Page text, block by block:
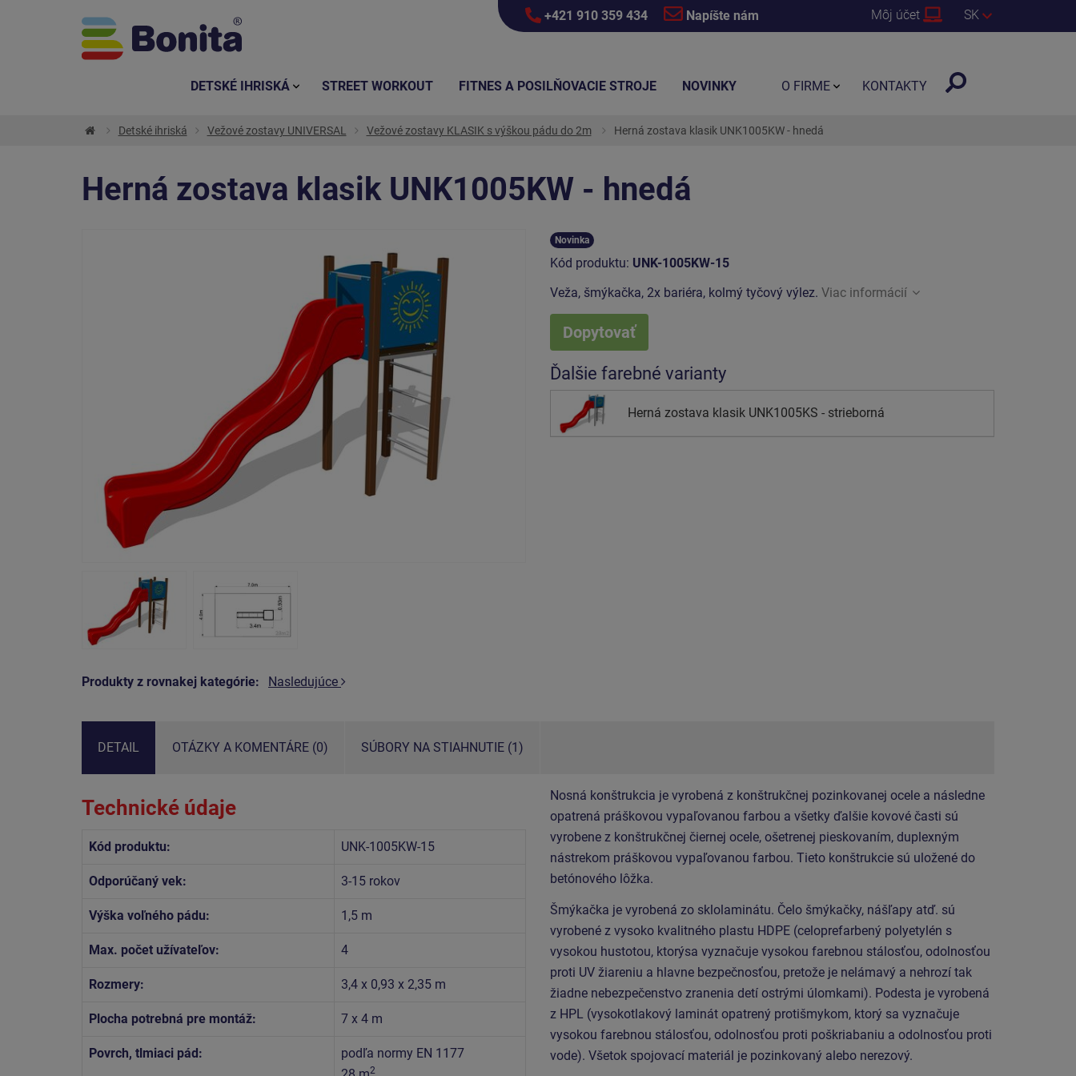
+421 910 359 434 Napíšte nám Môj účet SK
Detské ihriská Vežové zostavy UNIVERSAL Vežové zostavy KLASIK s výškou pádu do 2m Herná zostava klasik UNK1005KW - hnedá
Herná zostava klasik UNK1005KW - hnedá
Produkty z rovnakej kategórie: Nasledujúce
Novinka
Kód produktu: UNK-1005KW-15
Veža, šmýkačka, 2x bariéra, kolmý tyčový výlez. Viac informácií
Dopytovať
Ďalšie farebné varianty
Herná zostava klasik UNK1005KS - strieborná
DETAIL OTÁZKY A KOMENTÁRE (0) SÚBORY NA STIAHNUTIE (1)
Technické údaje
Kód produktu: UNK-1005KW-15
Odporúčaný vek: 3-15 rokov
Výška voľného pádu: 1,5 m
Max. počet užívateľov: 4
Rozmery: 3,4 x 0,93 x 2,35 m
Plocha potrebná pre montáž: 7 x 4 m
Povrch, tlmiaci pád:
podľa normy EN 1177
2
Nosná konštrukcia je vyrobená z konštrukčnej pozinkovanej ocele a následne
opatrená práškovou vypaľovanou farbou a všetky ďalšie kovové časti sú
vyrobene z konštrukčnej čiernej ocele, ošetrenej pieskovaním, duplexným
nástrekom práškovou vypaľovanou farbou. Tieto konštrukcie sú uložené do
betónového lôžka.
Šmýkačka je vyrobená zo sklolaminátu. Čelo šmýkačky, nášľapy atď. sú
vyrobené z vysoko kvalitného plastu HDPE (celoprefarbený polyetylén s
vysokou hustotou, ktorýsa vyznačuje vysokou farebnou stálosťou, odolnosťou
proti UV žiareniu a hlavne bezpečnosťou, pretože je nelámavý a nehrozí tak
žiadne nebezpečenstvo zranenia detí ostrými úlomkami). Podesta je vyrobená
z HPL (vysokotlakový laminát opatrený protišmykom, ktorý sa vyznačuje
vysokou farebnou stálosťou, odolnosťou proti poškriabaniu a odolnosťou proti
vode). Všetok spojovací materiál je pozinkovaný alebo nerezový.
DETSKÉ IHRISKÁ STREET WORKOUT FITNES A POSILŇOVACIE STROJE NOVINKY O FIRME KONTAKTY